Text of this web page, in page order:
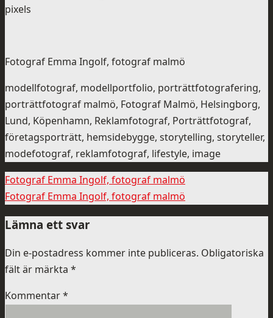
pixels
Fotograf Emma Ingolf, fotograf malmö
modellfotograf, modellportfolio, porträttfotografering,
porträttfotograf malmö, Fotograf Malmö, Helsingborg,
Lund, Köpenhamn, Reklamfotograf, Porträttfotograf,
företagsporträtt, hemsidebygge, storytelling, storyteller,
modefotograf, reklamfotograf, lifestyle, image
Fotograf Emma Ingolf, fotograf malmö
Fotograf Emma Ingolf, fotograf malmö
Lämna ett svar
Din e-postadress kommer inte publiceras. Obligatoriska
fält är märkta *
Kommentar*